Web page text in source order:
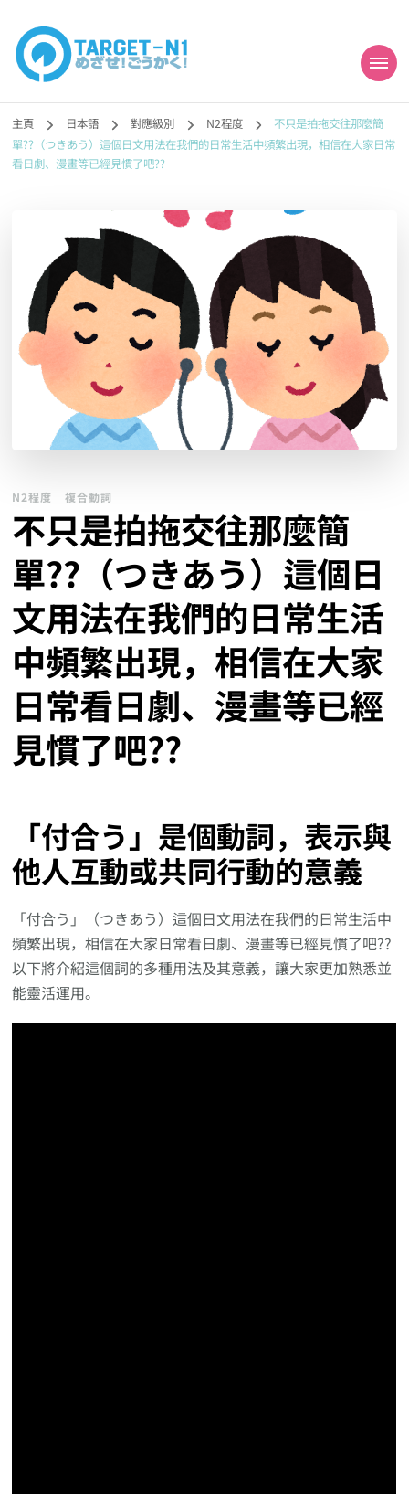
目標!!日本語能力試
N1合格
勉強コンテンツも追加予定!!】
主頁 日本語 對應級別 N2程度
不只是拍拖交往那麼簡
單??（つきあう）這個日文用法在我們的日常生活中頻繁出現，相信在大家日常
看日劇、漫畫等已經見慣了吧??
N2程度 複合動詞
不只是拍拖交往那麼簡
單??（つきあう）這個日
文用法在我們的日常生活
中頻繁出現，相信在大家
日常看日劇、漫畫等已經
見慣了吧??
「付合う」是個動詞，表示與
他人互動或共同行動的意義
「付合う」（つきあう）這個日文用法在我們的日常生活中
頻繁出現，相信在大家日常看日劇、漫畫等已經見慣了吧??
以下將介紹這個詞的多種用法及其意義，讓大家更加熟悉並
能靈活運用。